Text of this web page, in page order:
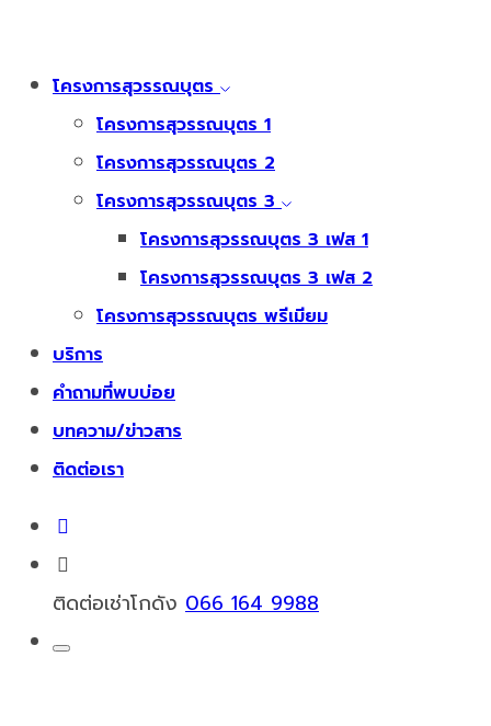
โครงการสุวรรณบุตร
โครงการสุวรรณบุตร 1
โครงการสุวรรณบุตร 2
โครงการสุวรรณบุตร 3
โครงการสุวรรณบุตร 3 เฟส 1
โครงการสุวรรณบุตร 3 เฟส 2
โครงการสุวรรณบุตร พรีเมียม
บริการ
คำถามที่พบบ่อย
บทความ/ข่าวสาร
ติดต่อเรา
ติดต่อเช่าโกดัง 066 164 9988